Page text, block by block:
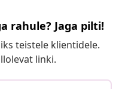
rahule? Jaga pilti!
teistele klientidele.
linki.